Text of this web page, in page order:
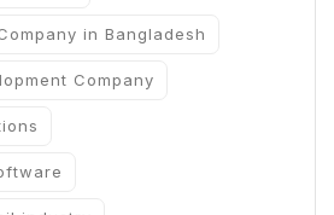
in Bangladesh
Company